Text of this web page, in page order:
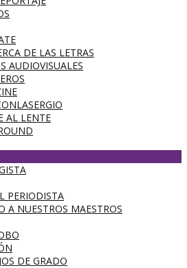
DE LAS LETRAS
AUDIOVISUALES
AL LENTE
PERIODISTA
A NUESTROS MAESTROS
DE GRADO